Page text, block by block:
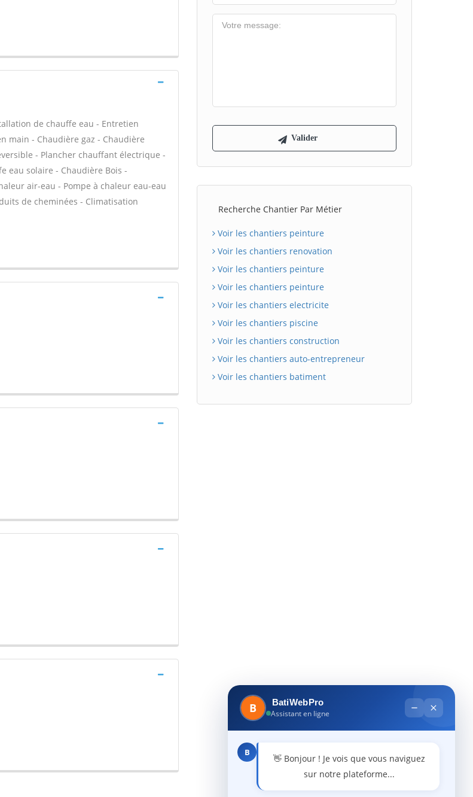
de chauffe eau - Entretien
main - Chaudière gaz - Chaudière
- Plancher chauffant électrique -
eau solaire - Chaudière Bois -
air-eau - Pompe à chaleur eau-eau
de cheminées - Climatisation
Recherche Chantier Par Métier
Voir les chantiers peinture
Voir les chantiers renovation
Voir les chantiers peinture
Voir les chantiers peinture
Voir les chantiers electricite
Voir les chantiers piscine
Voir les chantiers construction
Voir les chantiers auto-entrepreneur
Voir les chantiers batiment
B
BatiWebPro
Assistant en ligne
B
👋 Bonjour ! Je vois que vous naviguez
sur notre plateforme...